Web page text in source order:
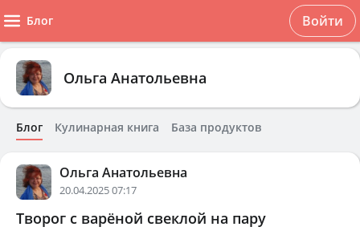
Блог Войти
Ольга Анатольевна
Блог Кулинарная книга База продуктов
Ольга Анатольевна
20.04.2025 07:17
Творог с варёной свеклой на пару